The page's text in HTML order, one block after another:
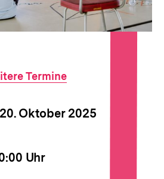
Termine
Oktober 2025
Uhr